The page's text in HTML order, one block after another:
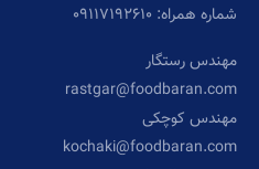
شماره همراه: ۰۹۱۱۷۱۹۲۶۱۰
مهندس رستگار
rastgar@foodbaran.com
مهندس کوچکی
kochaki@foodbaran.com